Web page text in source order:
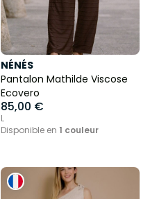
NÉNÉS
Pantalon Mathilde Viscose
Ecovero
85,00 €
L
Disponible en 1 couleur